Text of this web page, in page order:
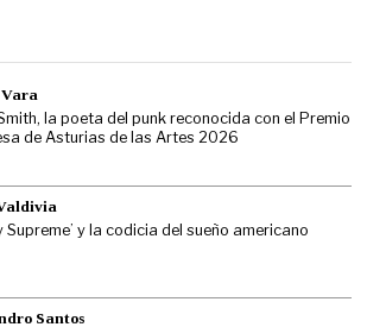
Vara
la poeta del punk reconocida con el Premio
de Asturias de las Artes 2026
Supreme’ y la codicia del sueño americano
Santos